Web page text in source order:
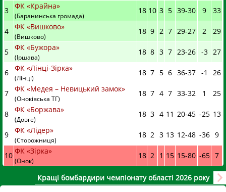
3 ФК «Крайна»
(Баранинська громада)
18 10 3 5 39-30 9 33
4 ФК «Вишково»
(Вишково)
18 9 2 7 29-27 2 29
5 ФК «Бужора»
(Іршава)
18 8 3 7 23-26 -3 27
6 ФК «Лінці-Зірка»
(Лінці)
18 7 5 6 36-37 -1 26
7 ФК «Медея – Невицький замок»
(Оноківська ТГ)
18 7 4 7 33-32 1 25
8 ФК «Боржава»
(Довге)
18 3 4 11 20-45 -25 13
9 ФК «Лідер»
(Сторожниця)
18 2 3 13 12-48 -36 9
10 ФК «Зірка»
(Онок)
18 2 1 15 15-80 -65 7
Кращі бомбардири чемпіонату області 2026 року